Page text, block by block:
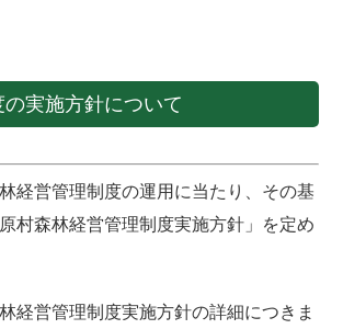
実施方針について
経営管理制度の運用に当たり、その基
村森林経営管理制度実施方針」を定め
経営管理制度実施方針の詳細につきま